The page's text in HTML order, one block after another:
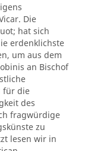
Die
hat sich
erdenklichste
um aus dem
an Bischof
für die
des
fragwürdige
zu
lesen wir in